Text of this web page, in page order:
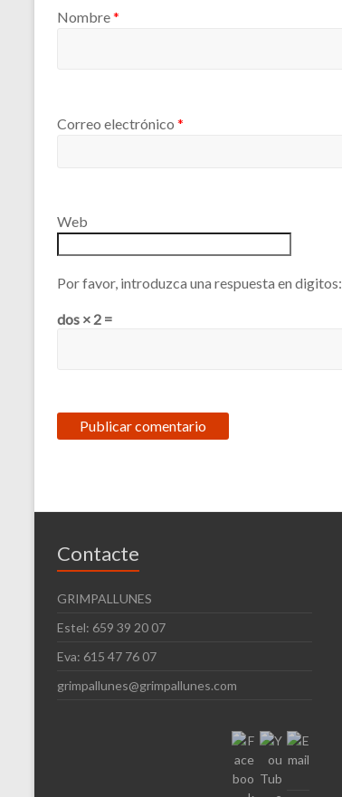
Nombre*
Correo electrónico *
Web
Por favor, introduzca una respuesta en digitos:
dos × 2 =
Contacte
GRIMPALLUNES
Estel: 659 39 20 07
Eva: 615 47 76 07
grimpallunes@grimpallunes.com